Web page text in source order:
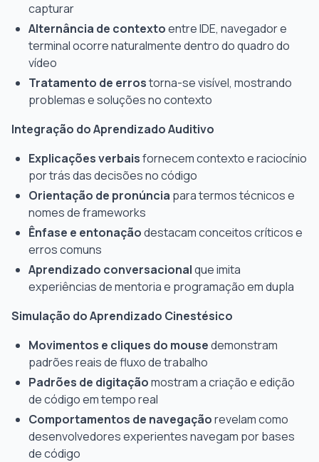
capturar
Alternância de contextoentre IDE, navegador e
terminal ocorre naturalmente dentro do quadro do
vídeo
Tratamento de errostorna-se visível, mostrando
problemas e soluções no contexto
Integração do Aprendizado Auditivo
Explicações verbaisfornecem contexto e raciocínio
por trás das decisões no código
Orientação de pronúncia para termos técnicos e
nomes de frameworks
Ênfase e entonaçãodestacam conceitos críticos e
erros comuns
Aprendizado conversacionalque imita
experiências de mentoria e programação em dupla
Simulação do Aprendizado Cinestésico
Movimentos e cliques do mousedemonstram
padrões reais de fluxo de trabalho
Padrões de digitaçãomostram a criação e edição
de código em tempo real
Comportamentos de navegaçãorevelam como
desenvolvedores experientes navegam por bases
de código